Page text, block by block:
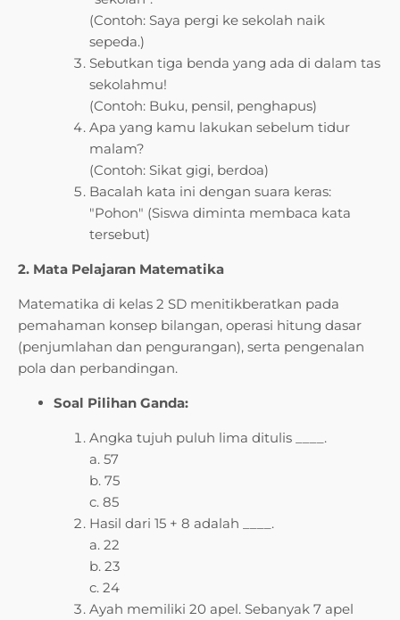
(Contoh: Saya pergi ke sekolah naik
sepeda.)
Sebutkan tiga benda yang ada di dalam tas
sekolahmu!
(Contoh: Buku, pensil, penghapus)
Apa yang kamu lakukan sebelum tidur
malam?
(Contoh: Sikat gigi, berdoa)
Bacalah kata ini dengan suara keras:
"Pohon" (Siswa diminta membaca kata
tersebut)
2. Mata Pelajaran Matematika
Matematika di kelas 2 SD menitikberatkan pada
pemahaman konsep bilangan, operasi hitung dasar
(penjumlahan dan pengurangan), serta pengenalan
pola dan perbandingan.
Soal Pilihan Ganda:
Angka tujuh puluh lima ditulis ____.
a. 57
b. 75
c. 85
Hasil dari 15 + 8 adalah ____.
a. 22
b. 23
c. 24
Ayah memiliki 20 apel. Sebanyak 7 apel